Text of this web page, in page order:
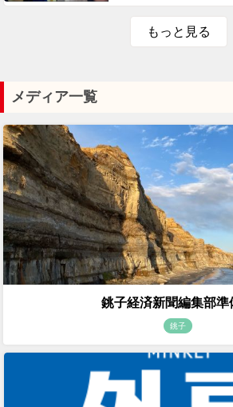
もっと見る
メディア一覧
銚子経済新聞編集部準
銚子